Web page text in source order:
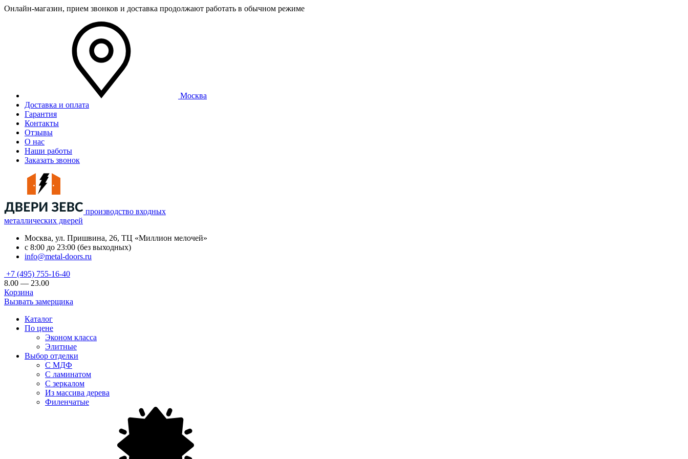
Онлайн-магазин, прием звонков и доставка продолжают работать в обычном режиме
Москва
Доставка и оплата
Гарантия
Контакты
Отзывы
О нас
Наши работы
Заказать звонок
производство входных
металлических дверей
Москва, ул. Пришвина, 26, ТЦ «Миллион мелочей»
с 8:00 до 23:00 (без выходных)
info@metal-doors.ru
+7 (495) 755-16-40
8.00 — 23.00
Корзина
Вызвать замерщика
Каталог
По цене
Эконом класса
Элитные
Выбор отделки
С МДФ
С ламинатом
С зеркалом
Из массива дерева
Филенчатые